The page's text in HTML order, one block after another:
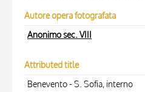
Autore opera fotografata
Anonimo sec. VIII
Attributed title
Benevento - S. Sofia, interno